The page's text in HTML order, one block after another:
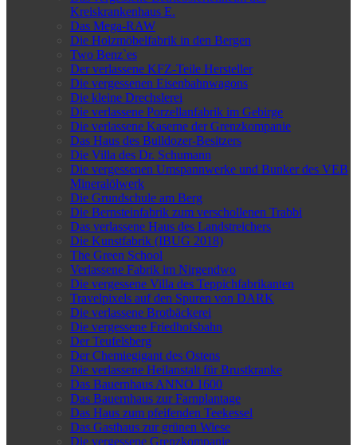
Kreiskrankenhaus E.
Das Mega-RAW
Die Holzmöbelfabrik in den Bergen
Two Benz`es
Der verlassene KFZ-Teile Hersteller
Die vergessenen Eisenbahnwagons
Die kleine Drechslerei
Die verlassene Porzellanfabrik im Gebirge
Die verlassene Kaserne der Grenzkompanie
Das Haus des Bulldozer-Besitzers
Die Villa des Dr. Schumann
Die vergessenen Umspannwerke und Bunker des VEB
Mineralölwerk
Die Grundschule am Berg
Die Bernsteinfabrik zum verschollenen Trabbi
Das verlassene Haus des Landstreichers
Die Kunstfabrik (IBUG 2018)
The Green School
Verlassene Fabrik im Nirgendwo
Die vergessene Villa des Teppichfabrikanten
Travelpixels auf den Spuren von DARK
Die verlassene Brotbäckerei
Die vergessene Friedhofsbahn
Der Teufelsberg
Der Chemiegigant des Ostens
Die verlassene Heilanstalt für Brustkranke
Das Bauernhaus ANNO 1600
Das Bauernhaus zur Farnplantage
Das Haus zum pfeifenden Teekessel
Das Gasthaus zur grünen Wiese
Die vergessene Grenzkompanie